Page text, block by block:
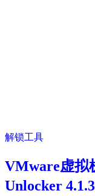
解锁工具
VMware虚拟
Unlocker